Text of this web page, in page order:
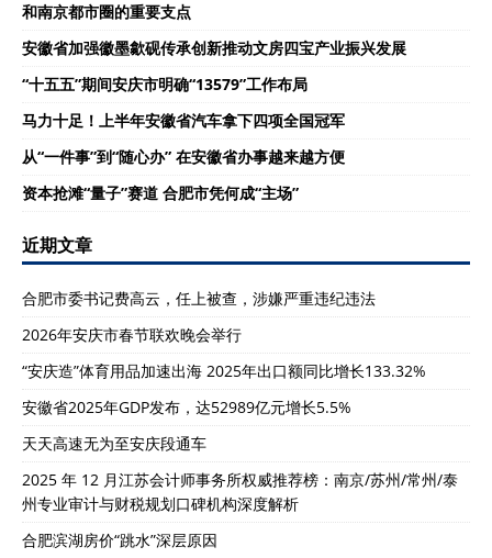
和南京都市圈的重要支点
安徽省加强徽墨歙砚传承创新推动文房四宝产业振兴发展
“十五五”期间安庆市明确“13579”工作布局
马力十足！上半年安徽省汽车拿下四项全国冠军
从“一件事”到“随心办” 在安徽省办事越来越方便
资本抢滩“量子”赛道 合肥市凭何成“主场”
近期文章
合肥市委书记费高云，任上被查，涉嫌严重违纪违法
2026年安庆市春节联欢晚会举行
“安庆造”体育用品加速出海 2025年出口额同比增长133.32%
安徽省2025年GDP发布，达52989亿元增长5.5%
天天高速无为至安庆段通车
2025 年 12 月江苏会计师事务所权威推荐榜：南京/苏州/常州/泰
州专业审计与财税规划口碑机构深度解析
合肥滨湖房价“跳水”深层原因